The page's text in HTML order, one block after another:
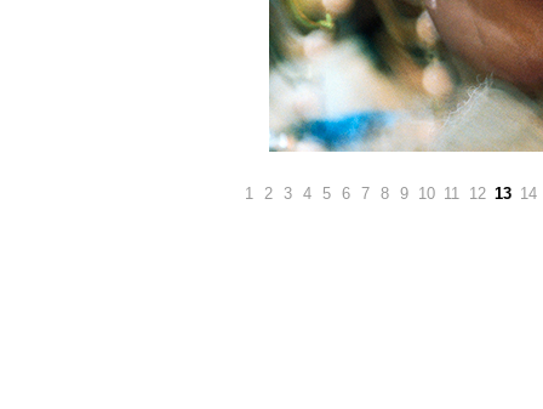
1 2 3 4 5 6 7 8 9 10 11 12 13 14